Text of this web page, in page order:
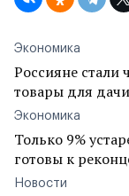
Экономика
Россияне стали
товары для дачи
Экономика
Только 9%
готовы к
Новости